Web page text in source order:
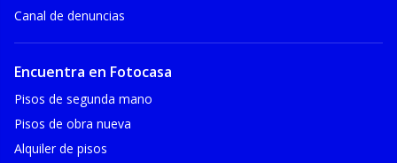
Canal de denuncias
Encuentra en Fotocasa
Pisos de segunda mano
Pisos de obra nueva
Alquiler de pisos